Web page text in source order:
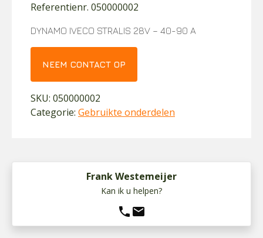
Referentienr. 050000002
DYNAMO IVECO STRALIS 28V – 40-90 A
NEEM CONTACT OP
SKU: 050000002
Categorie: Gebruikte onderdelen
Frank Westemeijer
Kan ik u helpen?
phone mail